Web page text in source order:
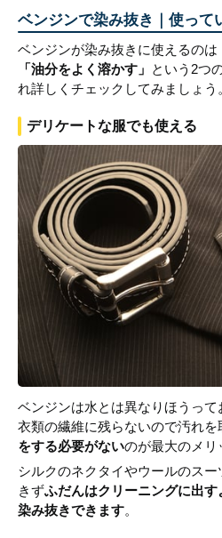
ベンジンで染み抜き｜使って
ベンジンが染み抜きに使えるのは
「油分をよく溶かす」 という2つ
れ詳しくチェックしてみましょう
デリケートな服でも使える
ベンジンは水とは異なりほうって
衣類の繊維に残らないので汚れを
をする必要がないのが最大のメリ
シルクのネクタイやウールのス
きずふだんはクリーニングに出
染み抜きできます。